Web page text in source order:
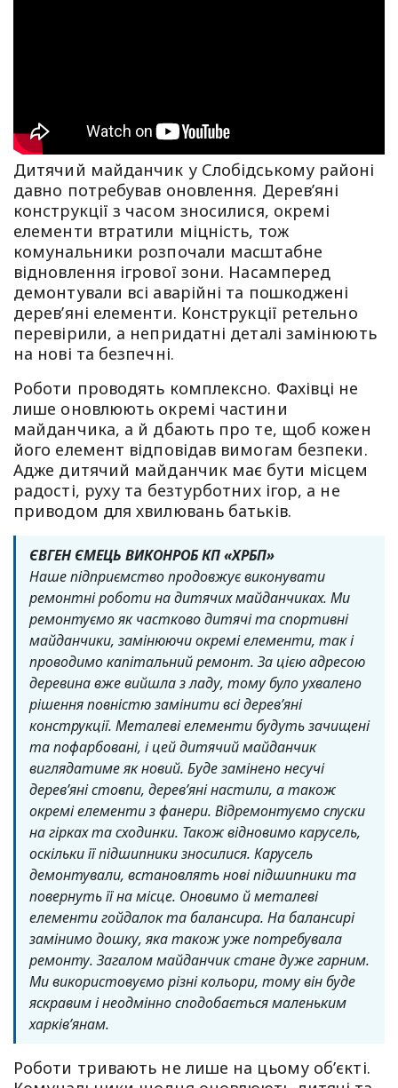
Дитячий майданчик у Слобідському районі
давно потребував оновлення. Дерев’яні
конструкції з часом зносилися, окремі
елементи втратили міцність, тож
комунальники розпочали масштабне
відновлення ігрової зони. Насамперед
демонтували всі аварійні та пошкоджені
дерев’яні елементи. Конструкції ретельно
перевірили, а непридатні деталі замінюють
на нові та безпечні.
Роботи проводять комплексно. Фахівці не
лише оновлюють окремі частини
майданчика, а й дбають про те, щоб кожен
його елемент відповідав вимогам безпеки.
Адже дитячий майданчик має бути місцем
радості, руху та безтурботних ігор, а не
приводом для хвилювань батьків.
ЄВГЕН ЄМЕЦЬ ВИКОНРОБ КП «ХРБП»
Наше підприємство продовжує виконувати
ремонтні роботи на дитячих майданчиках. Ми
ремонтуємо як частково дитячі та спортивні
майданчики, замінюючи окремі елементи, так і
проводимо капітальний ремонт. За цією адресою
деревина вже вийшла з ладу, тому було ухвалено
рішення повністю замінити всі дерев’яні
конструкції. Металеві елементи будуть зачищені
та пофарбовані, і цей дитячий майданчик
виглядатиме як новий. Буде замінено несучі
дерев’яні стовпи, дерев’яні настили, а також
окремі елементи з фанери. Відремонтуємо спуски
на гірках та сходинки. Також відновимо карусель,
оскільки її підшипники зносилися. Карусель
демонтували, встановлять нові підшипники та
повернуть її на місце. Оновимо й металеві
елементи гойдалок та балансира. На балансирі
замінимо дошку, яка також уже потребувала
ремонту. Загалом майданчик стане дуже гарним.
Ми використовуємо різні кольори, тому він буде
яскравим і неодмінно сподобається маленьким
харків’янам.
Роботи тривають не лише на цьому об’єкті.